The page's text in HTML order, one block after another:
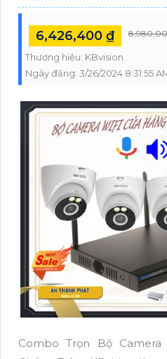
6,426,400 ₫
Thương hiệu: KBvision
Ngày đăng: 3/26/2024 8:31:55
Combo Trọn Bộ